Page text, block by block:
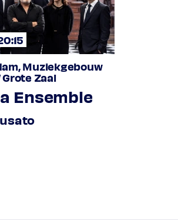
Muziekgebouw
Grote Zaal
Ensemble